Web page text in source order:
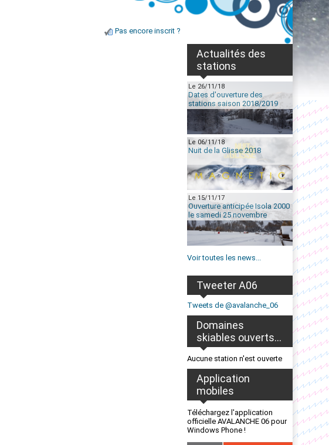
Pas encore inscrit ?
Actualités des
stations
Le 26/11/18
Dates d'ouverture des
stations saison 2018/2019
Le 06/11/18
Nuit de la Glisse 2018
Le 15/11/17
Ouverture anticipée Isola 2000
le samedi 25 novembre
Voir toutes les news...
Tweeter A06
Tweets de @avalanche_06
Domaines
skiables ouverts...
Aucune station n'est ouverte
Application
mobiles
Téléchargez l'application
officielle AVALANCHE 06 pour
Windows Phone !